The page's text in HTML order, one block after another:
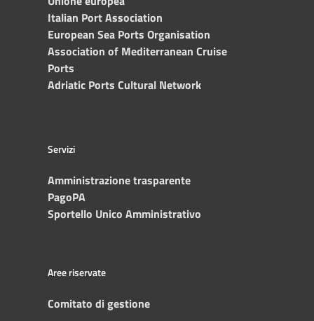
Italian Port Association
European Sea Ports Organisation
Association of Mediterranean Cruise
Ports
Adriatic Ports Cultural Network
Servizi
Amministrazione trasparente
PagoPA
Sportello Unico Amministrativo
Aree riservate
Comitato di gestione